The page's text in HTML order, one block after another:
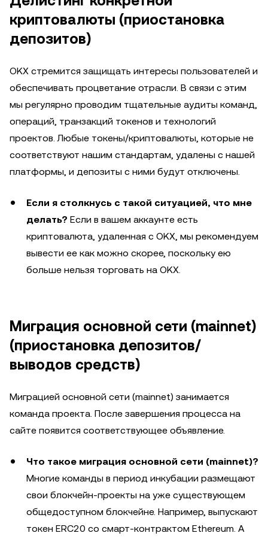
криптовалюты (приостановка
депозитов)
OKX стремится защищать интересы пользователей и
обеспечивать процветание отрасли. В связи с этим
мы регулярно проводим тщательные аудиты команд,
операций, транзакций токенов и технологий
проектов. Любые токены/криптовалюты, которые не
соответствуют нашим стандартам, удалены с нашей
платформы, и депозиты с ними будут отключены.
Если я столкнусь с такой ситуацией, что мне
делать? Если в вашем аккаунте есть
криптовалюта, удаленная с OKX, мы рекомендуем
вывести ее как можно скорее, поскольку ею
больше нельзя торговать на OKX.
Миграция основной сети (mainnet)
(приостановка депозитов/
выводов средств)
Миграцией основной сети (mainnet) занимается
команда проекта. После завершения процесса на
сайте появится соответствующее объявление.
Что такое миграция основной сети (mainnet)?
Многие команды в период инкубации размещают
свои блокчейн-проекты на уже существующем
общедоступном блокчейне. Например, выпускают
токен ERC20 со смарт-контрактом Ethereum. А